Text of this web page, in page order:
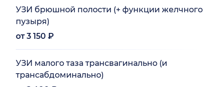
УЗИ брюшной полости (+ функции желчного
пузыря)
от 3 150 ₽
УЗИ малого таза трансвагинально (и
трансабдоминально)